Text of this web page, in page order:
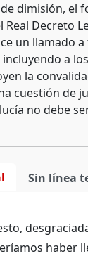
dimisión, el
Real Decreto
un llamado
a
la
cuestión de
no debe
Sin línea
haber